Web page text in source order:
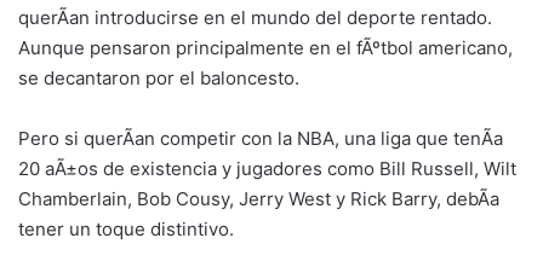
querÃ­an introducirse en el mundo del deporte rentado.
Aunque pensaron principalmente en el fÃºtbol americano,
se decantaron por el baloncesto.
Pero si querÃ­an competir con la NBA, una liga que tenÃ­a
20 aÃ±os de existencia y jugadores como Bill Russell, Wilt
Chamberlain, Bob Cousy, Jerry West y Rick Barry, debÃ­a
tener un toque distintivo.